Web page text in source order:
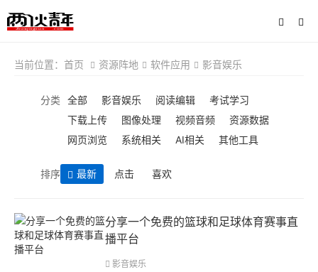
当前位置： 首页 资源阵地 软件应用 影音娱乐
分类 全部 影音娱乐 阅读编辑
考试学习
下载上传
图像处理 视频音频
资源数据
网页浏览
系统相关 AI相关 其他工具
排序 最新 点击 喜欢
分享一个免费的篮球和足球体育赛事直
播平台
影音娱乐